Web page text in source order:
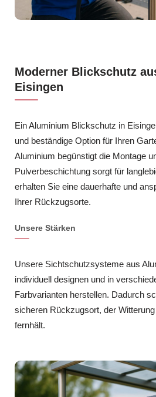
Moderner Blickschutz
Eisingen
Ein Aluminium Blickschutz in
und beständige Option für Ihren
Aluminium begünstigt die Montage
Pulverbeschichtung sorgt für
erhalten Sie eine dauerhafte und
Ihrer Rückzugsorte.
Unsere Stärken
Unsere Sichtschutzsysteme aus
individuell designen und in
Farbvarianten herstellen. Dadurch
sicheren Rückzugsort, der
fernhält.